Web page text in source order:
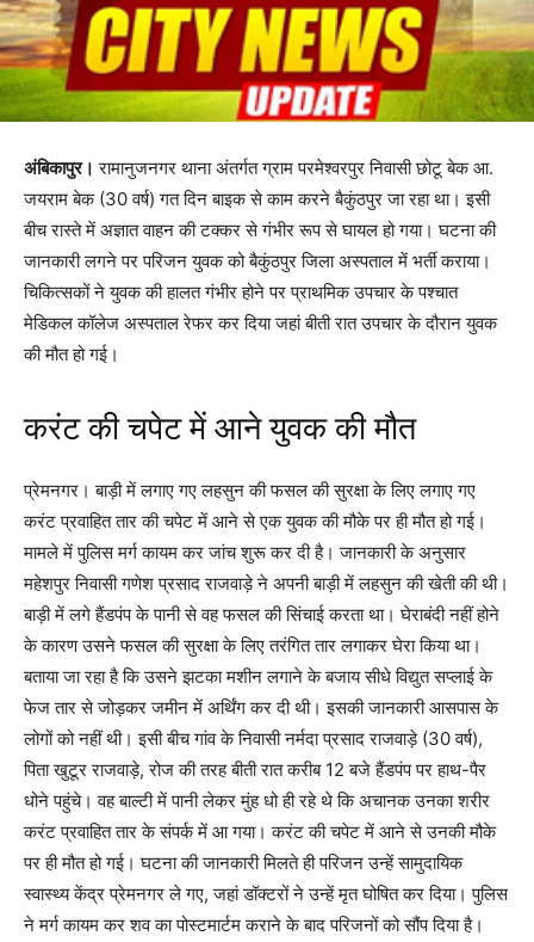
अंबिकापुर। रामानुजनगर थाना अंतर्गत ग्राम परमेश्वरपुर निवासी छोटू बेक आ.
जयराम बेक (30 वर्ष) गत दिन बाइक से काम करने बैकुंठपुर जा रहा था। इसी
बीच रास्ते में अज्ञात वाहन की टक्कर से गंभीर रूप से घायल हो गया। घटना की
जानकारी लगने पर परिजन युवक को बैकुंठपुर जिला अस्पताल में भर्ती कराया।
चिकित्सकों ने युवक की हालत गंभीर होने पर प्राथमिक उपचार के पश्चात
मेडिकल कॉलेज अस्पताल रेफर कर दिया जहां बीती रात उपचार के दौरान युवक
की मौत हो गई।
करंट की चपेट में आने युवक की मौत
प्रेमनगर। बाड़ी में लगाए गए लहसुन की फसल की सुरक्षा के लिए लगाए गए
करंट प्रवाहित तार की चपेट में आने से एक युवक की मौके पर ही मौत हो गई।
मामले में पुलिस मर्ग कायम कर जांच शुरू कर दी है। जानकारी के अनुसार
महेशपुर निवासी गणेश प्रसाद राजवाड़े ने अपनी बाड़ी में लहसुन की खेती की थी।
बाड़ी में लगे हैंडपंप के पानी से वह फसल की सिंचाई करता था। घेराबंदी नहीं होने
के कारण उसने फसल की सुरक्षा के लिए तरंगित तार लगाकर घेरा किया था।
बताया जा रहा है कि उसने झटका मशीन लगाने के बजाय सीधे विद्युत सप्लाई के
फेज तार से जोड़कर जमीन में अर्थिंग कर दी थी। इसकी जानकारी आसपास के
लोगों को नहीं थी। इसी बीच गांव के निवासी नर्मदा प्रसाद राजवाड़े (30 वर्ष),
पिता खुटूर राजवाड़े, रोज की तरह बीती रात करीब 12 बजे हैंडपंप पर हाथ-पैर
धोने पहुंचे। वह बाल्टी में पानी लेकर मुंह धो ही रहे थे कि अचानक उनका शरीर
करंट प्रवाहित तार के संपर्क में आ गया। करंट की चपेट में आने से उनकी मौके
पर ही मौत हो गई। घटना की जानकारी मिलते ही परिजन उन्हें सामुदायिक
स्वास्थ्य केंद्र प्रेमनगर ले गए, जहां डॉक्टरों ने उन्हें मृत घोषित कर दिया। पुलिस
ने मर्ग कायम कर शव का पोस्टमार्टम कराने के बाद परिजनों को सौंप दिया है।